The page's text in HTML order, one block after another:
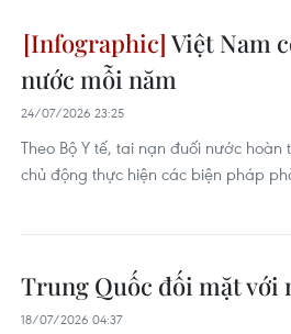
Việt Nam
nước mỗi năm
24/07/2026 23:25
Theo Bộ Y tế, tai nạn đuối nước
chủ động thực hiện các biện pháp
Trung Quốc đối mặt với
18/07/2026 04:37